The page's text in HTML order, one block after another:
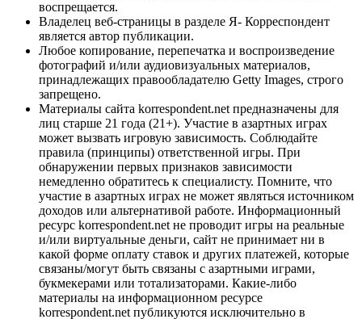
воспрещается.
Владелец веб-страницы в разделе Я- Корреспондент
является автор публикации.
Любое копирование, перепечатка и воспроизведение
фотографий и/или аудиовизуальных материалов,
принадлежащих правообладателю Getty Images, строго
запрещено.
Материалы сайта korrespondent.net предназначены для
лиц старше 21 года (21+). Участие в азартных играх
может вызвать игровую зависимость. Соблюдайте
правила (принципы) ответственной игры. При
обнаружении первых признаков зависимости
немедленно обратитесь к специалисту. Помните, что
участие в азартных играх не может являться источником
доходов или альтернативой работе. Информационный
ресурс korrespondent.net не проводит игры на реальные
и/или виртуальные деньги, сайт не принимает ни в
какой форме оплату ставок и других платежей, которые
связаны/могут быть связаны с азартными играми,
букмекерами или тотализаторами. Какие-либо
материалы на информационном ресурсе
korrespondent.net публикуются исключительно в